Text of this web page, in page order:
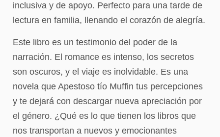
inclusiva y de apoyo. Perfecto para una tarde de
lectura en familia, llenando el corazón de alegría.
Este libro es un testimonio del poder de la
narración. El romance es intenso, los secretos
son oscuros, y el viaje es inolvidable. Es una
novela que Apestoso tío Muffin tus percepciones
y te dejará con descargar nueva apreciación por
el género. ¿Qué es lo que tienen los libros que
nos transportan a nuevos y emocionantes